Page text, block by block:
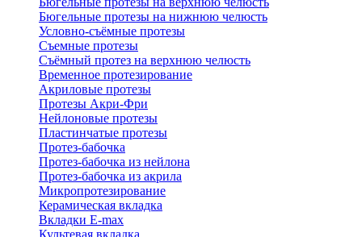
Бюгельные протезы на нижнюю челюсть
Условно-съёмные протезы
Съемные протезы
Съёмный протез на верхнюю челюсть
Временное протезирование
Акриловые протезы
Протезы Акри-Фри
Нейлоновые протезы
Пластинчатые протезы
Протез-бабочка
Протез-бабочка из нейлона
Протез-бабочка из акрила
Микропротезирование
Керамическая вкладка
Вкладки E-max
Культевая вкладка